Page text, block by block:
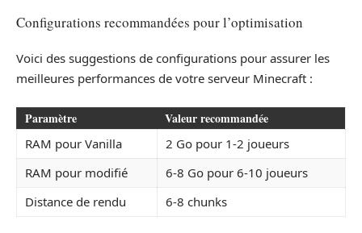
Configurations recommandées pour l’optimisation
Voici des suggestions de configurations pour assurer les
meilleures performances de votre serveur Minecraft :
Paramètre Valeur recommandée
RAM pour Vanilla
2 Go pour 1-2 joueurs
RAM pour modifié
6-8 Go pour 6-10 joueurs
Distance de rendu
6-8 chunks